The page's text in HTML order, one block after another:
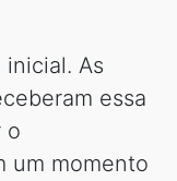
As
essa
o
um momento